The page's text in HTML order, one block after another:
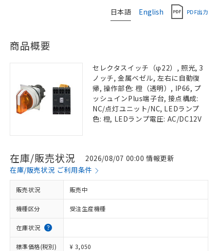
日本語 English PDF出力
商品概要
セレクタスイッチ（φ22）, 照光, 3
ノッチ, 金属ベゼル, 左右に自動復
帰, 操作部色: 橙（透明）, IP66, プ
ッシュインPlus端子台, 接点構成:
NC/点灯ユニット/NC, LEDランプ
色: 橙, LEDランプ電圧: AC/DC12V
在庫/販売状況
2026/08/07 00:00 情報更新
在庫/販売状況 ご利用条件
販売状況 販売中
機種区分 受注生産機種
在庫状況
標準価格(税別) ¥ 3,050